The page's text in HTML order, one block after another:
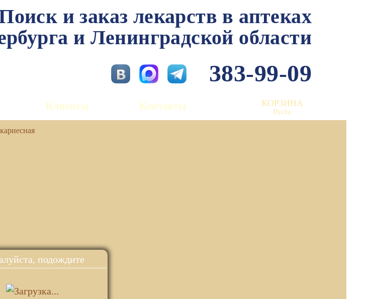
подождите
и заказ лекарств в аптеках
и Ленинградской области
383-99-09
Клиенты Контакты КОРЗИНА
Пуста